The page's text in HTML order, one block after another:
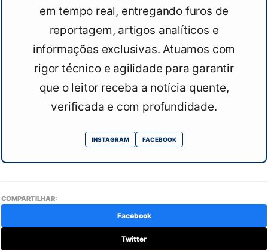
em tempo real, entregando furos de
reportagem, artigos analíticos e
informações exclusivas. Atuamos com
rigor técnico e agilidade para garantir
que o leitor receba a notícia quente,
verificada e com profundidade.
INSTAGRAM FACEBOOK
COMPARTILHAR:
Facebook
Twitter